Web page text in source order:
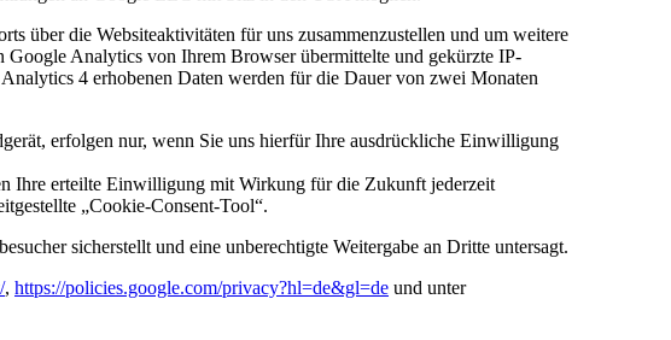
über die Websiteaktivitäten für uns zusammenzustellen und um weitere
Analytics von Ihrem Browser übermittelte und gekürzte IP-
4 erhobenen Daten werden für die Dauer von zwei Monaten
erfolgen nur, wenn Sie uns hierfür Ihre ausdrückliche Einwilligung
Ihre erteilte Einwilligung mit Wirkung für die Zukunft jederzeit
„Cookie-Consent-Tool“.
sicherstellt und eine unberechtigte Weitergabe an Dritte untersagt.
/, https://policies.google.com/privacy?hl=de&gl=de und unter